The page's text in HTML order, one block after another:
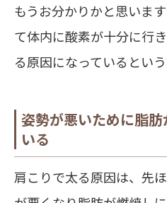
もうお分かりかと思いま
て体内に酸素が十分に行
る原因になっているという
姿勢が悪いために脂
いる
肩こりで太る原因は、先